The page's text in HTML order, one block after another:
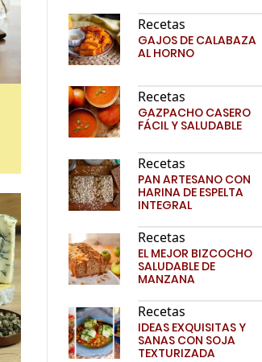
Recetas
GAJOS DE CALABAZA
AL HORNO
Recetas
GAZPACHO CASERO
FÁCIL Y SALUDABLE
Recetas
PAN ARTESANO CON
HARINA DE ESPELTA
INTEGRAL
Recetas
EL MEJOR BIZCOCHO
SALUDABLE DE
MANZANA
Recetas
IDEAS EXQUISITAS Y
SANAS CON SOJA
TEXTURIZADA